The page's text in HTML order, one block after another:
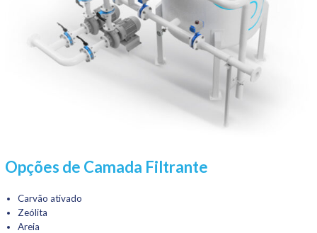
Opções de Camada Filtrante
Carvão ativado
Zeólita
Areia